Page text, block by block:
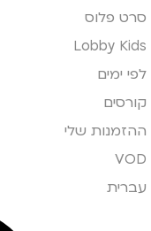
סרט פלוס
Lobby Kids
לפי ימים
קורסים
ההזמנות שלי
VOD
עברית